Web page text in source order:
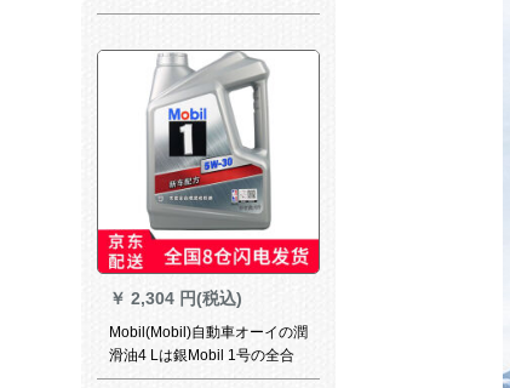
成したNissan
20 SN级0 W-20 Lに适用しま
￥ 2,304 円(税込)
Mobil(Mobil)自動車オーイの潤
滑油4 Lは銀Mobil 1号の全合
成5 W-30 SN級です。